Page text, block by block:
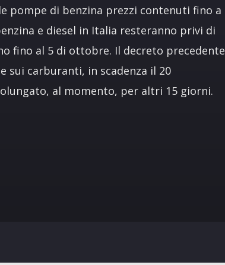
pompe di benzina prezzi contenuti fino a
e diesel in Italia resteranno privi di
fino al 5 di ottobre. Il decreto precedente
sui carburanti, in scadenza il 20
al momento, per altri 15 giorni.